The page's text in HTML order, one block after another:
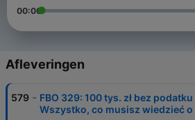
się życiem, inwestuj i pomagaj innym.
00:00
Afleveringen
579 - FBO 329: 100 tys. zł bez podatku
Wszystko, co musisz wiedzieć o